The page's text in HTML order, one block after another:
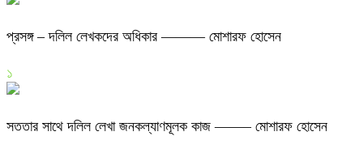
প্রসঙ্গ – দলিল লেখকদের অধিকার ——— মোশারফ হোসেন
১
সততার সাথে দলিল লেখা জনকল্যাণমূলক কাজ ——– মোশারফ হোসেন